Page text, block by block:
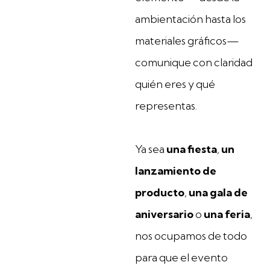
ambientación hasta los
materiales gráficos—
comunique con claridad
quién eres y qué
representas.
Ya sea una fiesta, un
lanzamiento de
producto, una gala de
aniversarioo una feria,
nos ocupamos de todo
para que el evento